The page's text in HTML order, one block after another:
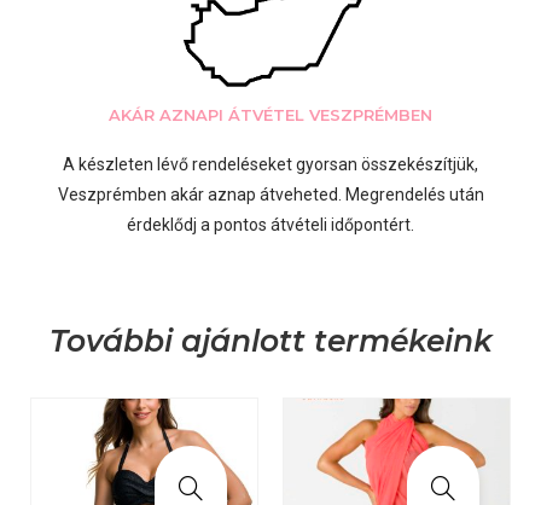
AKÁR AZNAPI ÁTVÉTEL VESZPRÉMBEN
A készleten lévő rendeléseket gyorsan összekészítjük,
Veszprémben akár aznap átveheted. Megrendelés után
érdeklődj a pontos átvételi időpontért.
További ajánlott termékeink